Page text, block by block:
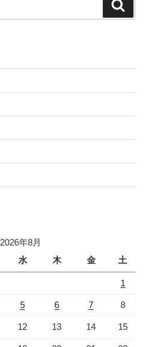
2026年8月
水 木 金 土
1
5 6 7 8
12 13 14 15